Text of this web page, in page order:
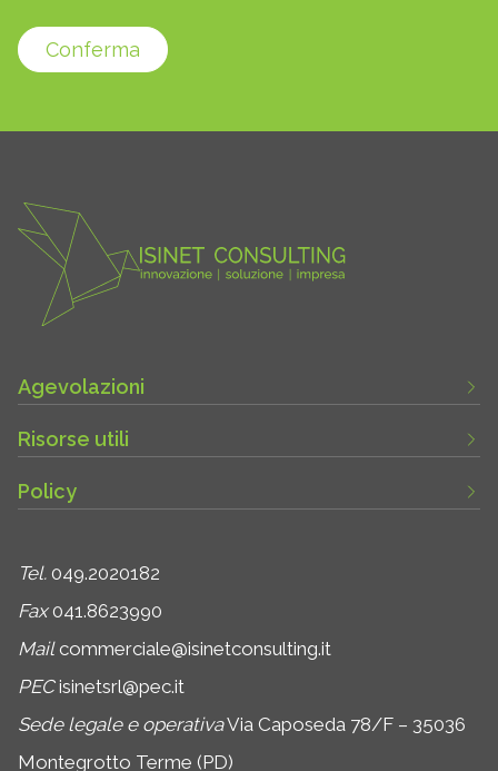
Conferma
Agevolazioni
Risorse utili
Policy
Tel. 049.2020182
Fax041.8623990
Mailcommerciale@isinetconsulting.it
PECisinetsrl@pec.it
Sede legale e operativaVia Caposeda 78/F – 35036
Montegrotto Terme (PD)